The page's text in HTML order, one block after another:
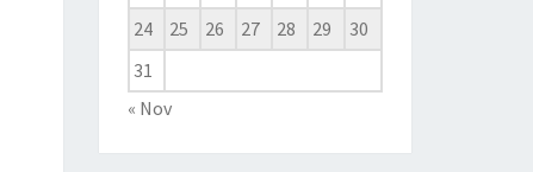
24
25 26 27 28 29
30
31
« Nov